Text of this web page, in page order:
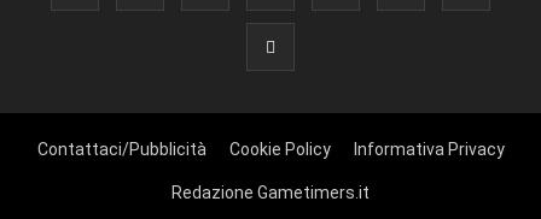
Contattaci/Pubblicità Cookie Policy Informativa Privacy
Redazione Gametimers.it